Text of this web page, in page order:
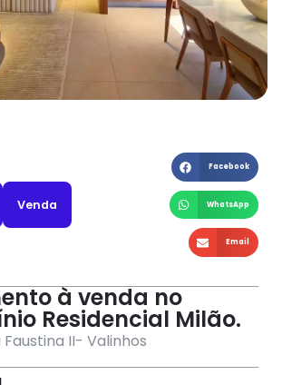
Venda
Facebook
WhatsApp
Email
à venda no
Residencial Milão.
Faustina II- Valinhos